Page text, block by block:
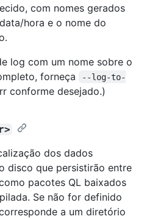
com nomes gerados
hora e o nome do
log com um nome sobre o
forneça
--log-to-
conforme desejado.)
dos dados
disco que persistirão entre
pacotes QL baixados
Se não for definido
a um diretório